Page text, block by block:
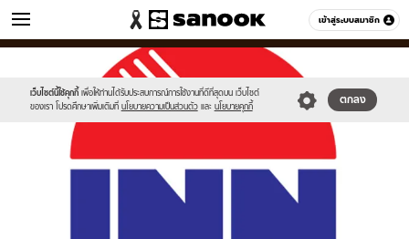
เข้าสู่ระบบสมาชิก
ข่าว หมวดอื่นๆ
เว็บไซต์นี้ใช้คุกกี้ เพื่อให้ท่านได้รับประสบการณ์การใช้งานที่ดีที่สุดบน เว็บไซต์
ของเรา โปรดศึกษาเพิ่มเติมที่ นโยบายความเป็นส่วนตัว และ นโยบายคุกกี้
ตกลง
//s.isanook.com/sr/0/images/logo-
sanook.png
//s.isanook.com/ns/0/ud/368/1841503/636566-